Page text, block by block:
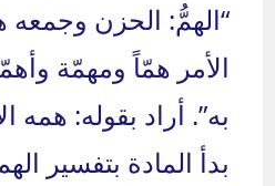
“الهمُّ: الحزن
الأمر همّاً ومهمّة
به”. أراد بقوله: همه
بدأ المادة بتفسير